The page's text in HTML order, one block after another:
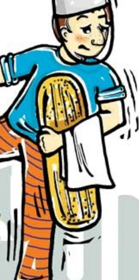
بازدید از IM LS7 لوکس ترین شاسی بلند
برقی ایران در باشگاه انقلاب
ثبت درخواست